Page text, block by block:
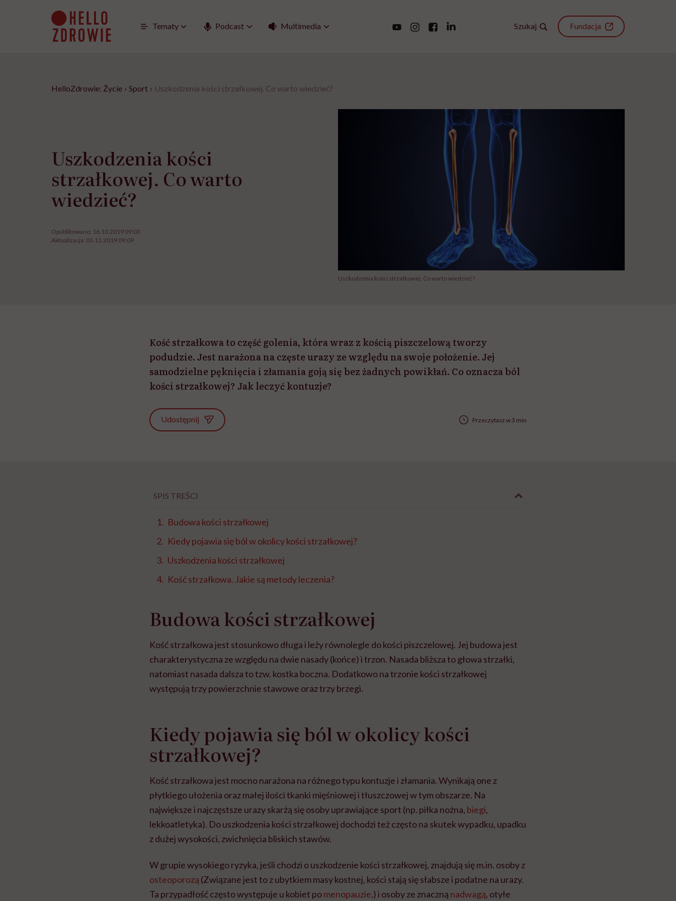
Tematy Podcast Multimedia Szukaj Fundacja
HelloZdrowie: Życie › Sport › Uszkodzenia kości strzałkowej. Co warto wiedzieć?
Uszkodzenia kości
strzałkowej. Co warto
wiedzieć?
Opublikowano: 16.10.2019 09:03
Aktualizacja: 03.11.2019 09:09
Uszkodzenia kości strzałkowej. Co warto wiedzieć?
Kość strzałkowa to część golenia, która wraz z kością piszczelową tworzy
podudzie. Jest narażona na częste urazy ze względu na swoje położenie. Jej
samodzielne pęknięcia i złamania goją się bez żadnych powikłań. Co oznacza ból
kości strzałkowej? Jak leczyć kontuzje?
Udostępnij Przeczytasz w 3 min
SPIS TREŚCI
Budowa kości strzałkowej
Kiedy pojawia się ból w okolicy kości strzałkowej?
Uszkodzenia kości strzałkowej
Kość strzałkowa. Jakie są metody leczenia?
Budowa kości strzałkowej
Kość strzałkowa jest stosunkowo długa i leży równolegle do kości piszczelowej. Jej budowa jest
charakterystyczna ze względu na dwie nasady (końce) i trzon. Nasada bliższa to głowa strzałki,
natomiast nasada dalsza to tzw. kostka boczna. Dodatkowo na trzonie kości strzałkowej
występują trzy powierzchnie stawowe oraz trzy brzegi.
Kiedy pojawia się ból w okolicy kości
strzałkowej?
Kość strzałkowa jest mocno narażona na różnego typu kontuzje i złamania. Wynikają one z
płytkiego ułożenia oraz małej ilości tkanki mięśniowej i tłuszczowej w tym obszarze. Na
największe i najczęstsze urazy skarżą się osoby uprawiające sport (np. piłka nożna, biegi,
lekkoatletyka). Do uszkodzenia kości strzałkowej dochodzi też często na skutek wypadku, upadku
z dużej wysokości, zwichnięcia bliskich stawów.
W grupie wysokiego ryzyka, jeśli chodzi o uszkodzenie kości strzałkowej, znajdują się m.in. osoby z
osteoporozą (Związane jest to z ubytkiem masy kostnej, kości stają się słabsze i podatne na urazy.
Ta przypadłość często występuje u kobiet pomenopauzie.) i osoby ze znaczną nadwagą, otyłe